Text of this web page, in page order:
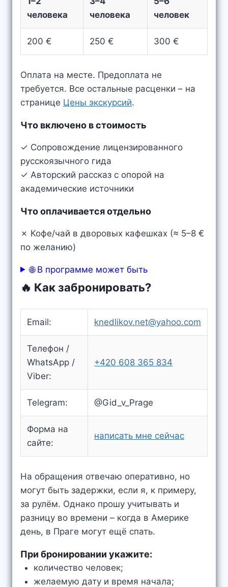
человека
человека
человек
200 € 250 € 300 €
Оплата на месте. Предоплата не
требуется. Все остальные расценки – на
странице Цены экскурсий.
Что включено в стоимость
✓ Сопровождение лицензированного
русскоязычного гида
✓ Авторский рассказ с опорой на
академические источники
Что оплачивается отдельно
✗ Кофе/чай в дворовых кафешках (≈ 5–8 €
по желанию)
🌐 В программе может быть
🔥 Как забронировать?
Email: knedlikov.net@yahoo.com
Телефон /
WhatsApp /
Viber:
+420 608 365 834
Telegram: @Gid_v_Prage
Форма на
сайте:
написать мне сейчас
На обращения отвечаю оперативно, но
могут быть задержки, если я, к примеру,
за рулём. Однако прошу учитывать и
разницу во времени – когда в Америке
день, в Праге могут ещё спать.
При бронировании укажите:
количество человек;
желаемую дату и время начала;